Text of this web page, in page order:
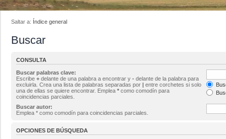
Saltar a: Índice general
Buscar
CONSULTA
Buscar palabras clave:
Escribe + delante de una palabra a encontrar y - delante de la palabra para
excluirla. Crea una lista de palabras separadas por | entre corchetes si solo
una de ellas se quiere encontrar. Emplea * como comodín para
coincidencias parciales.
Buscar autor:
Emplea * como comodín para coincidencias parciales.
OPCIONES DE BÚSQUEDA